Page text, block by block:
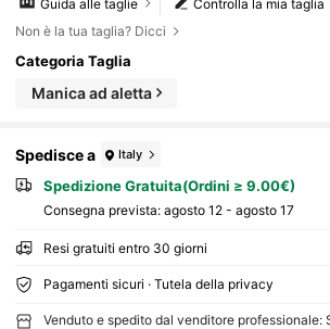
Controlla la mia taglia
Guida alle taglie
Non è la tua taglia? Dicci
Categoria Taglia
Manica ad aletta
Spedisce a Italy
Spedizione Gratuita(Ordini ≥ 9.00€)
Consegna prevista: agosto 12 - agosto 17
Resi gratuiti entro 30 giorni
Pagamenti sicuri · Tutela della privacy
Venduto e spedito dal venditore professionale: